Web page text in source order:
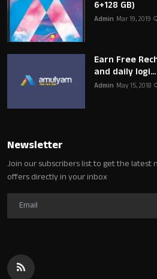
6+128 GB)
Admin Mar 19, 2019
Earn Free
and daily logi...
Admin May 15, 2018
Newsletter
Join our subscribers list to get the latest
offers directly in your inbox